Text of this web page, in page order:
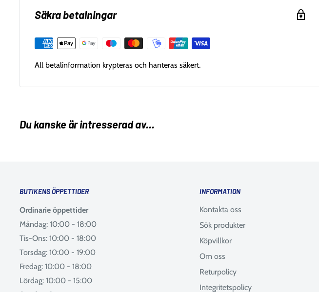
Säkra betalningar
All betalinformation krypteras och hanteras säkert.
Du kanske är intresserad av...
BUTIKENS ÖPPETTIDER
Ordinarie öppettider
Måndag: 10:00 - 18:00
Tis-Ons: 10:00 - 18:00
Torsdag: 10:00 - 19:00
Fredag: 10:00 - 18:00
Lördag: 10:00 - 15:00
INFORMATION
Kontakta oss
Sök produkter
Köpvillkor
Om oss
Returpolicy
Integritetspolicy